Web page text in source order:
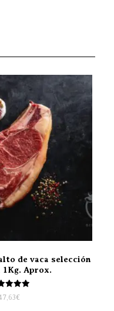
de vaca selección
1Kg. Aprox.
con€